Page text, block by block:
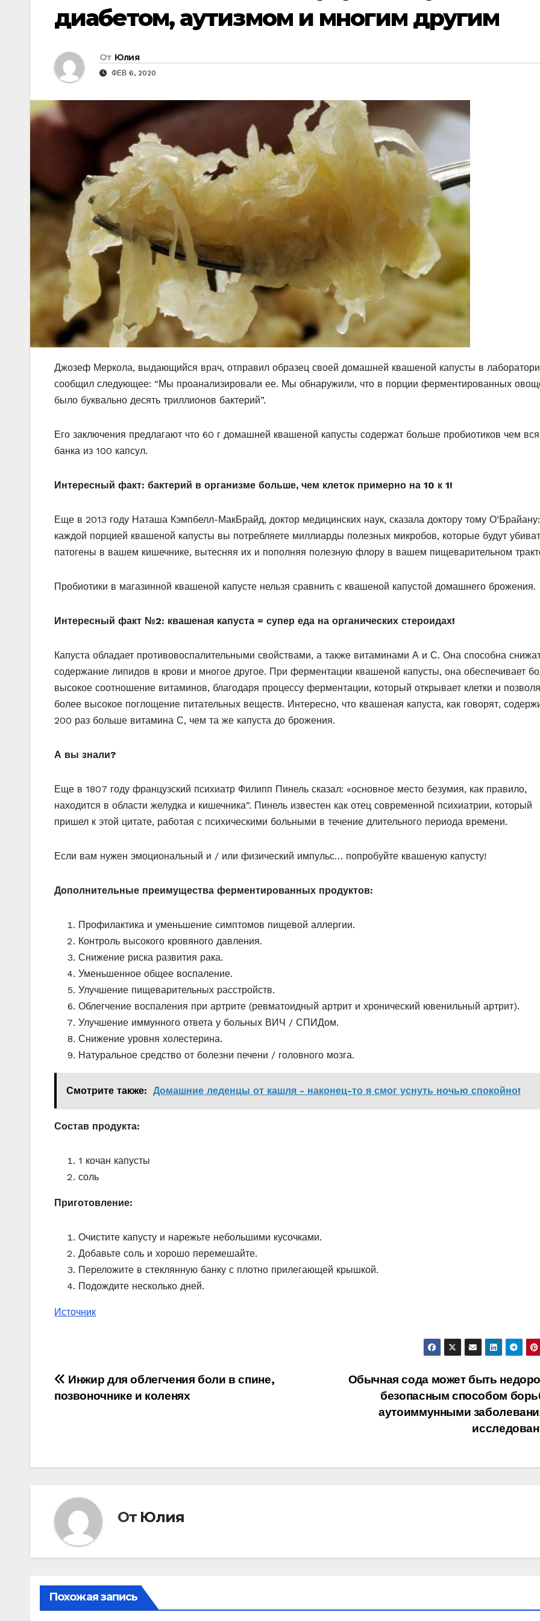
диабетом, аутизмом и многим другим
От Юлия
ФЕВ 6, 2020
Джозеф Меркола, выдающийся врач, отправил образец своей домашней квашеной капусты в
сообщил следующее: “Мы проанализировали ее. Мы обнаружили, что в порции ферментированных
было буквально десять триллионов бактерий”.
Его заключения предлагают что 60 г домашней квашеной капусты содержат больше пробиотиков чем вся
банка из 100 капсул.
Интересный факт: бактерий в организме больше, чем клеток примерно на 10 к 1!
Еще в 2013 году Наташа Кэмпбелл-МакБрайд, доктор медицинских наук, сказала доктору тому
каждой порцией квашеной капусты вы потребляете миллиарды полезных микробов, которые будут
патогены в вашем кишечнике, вытесняя их и пополняя полезную флору в вашем пищеварительном
Пробиотики в магазинной квашеной капусте нельзя сравнить с квашеной капустой домашнего брожения.
Интересный факт №2: квашеная капуста = супер еда на органических стероидах!
Капуста обладает противовоспалительными свойствами, а также витаминами А и С. Она способна
содержание липидов в крови и многое другое. При ферментации квашеной капусты, она обеспечивает
высокое соотношение витаминов, благодаря процессу ферментации, который открывает клетки и
более высокое поглощение питательных веществ. Интересно, что квашеная капуста, как говорят,
200 раз больше витамина С, чем та же капуста до брожения.
А вы знали?
Еще в 1807 году французский психиатр Филипп Пинель сказал: «основное место безумия, как правило,
находится в области желудка и кишечника”. Пинель известен как отец современной психиатрии, который
пришел к этой цитате, работая с психическими больными в течение длительного периода времени.
Если вам нужен эмоциональный и / или физический импульс… попробуйте квашеную капусту!
Дополнительные преимущества ферментированных продуктов:
Профилактика и уменьшение симптомов пищевой аллергии.
Контроль высокого кровяного давления.
Снижение риска развития рака.
Уменьшенное общее воспаление.
Улучшение пищеварительных расстройств.
Облегчение воспаления при артрите (ревматоидный артрит и хронический ювенильный артрит).
Улучшение иммунного ответа у больных ВИЧ / СПИДом.
Снижение уровня холестерина.
Натуральное средство от болезни печени / головного мозга.
Смотрите также: Домашние леденцы от кашля - наконец-то я смог уснуть ночью спокойно!
Состав продукта:
1 кочан капусты
соль
Приготовление:
Очистите капусту и нарежьте небольшими кусочками.
Добавьте соль и хорошо перемешайте.
Переложите в стеклянную банку с плотно прилегающей крышкой.
Подождите несколько дней.
Источник
Навигация
Обычная сода может быть
безопасным способом
аутоиммунными
Инжир для облегчения боли в спине,
позвоночнике и коленях
От Юлия
Похожая запись